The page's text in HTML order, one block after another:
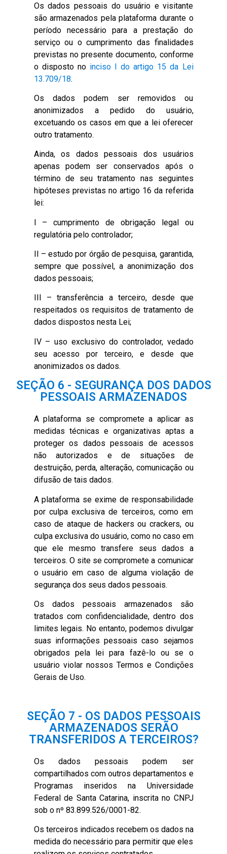
Os dados pessoais do usuário e visitante
são armazenados pela plataforma durante o
período necessário para a prestação do
serviço ou o cumprimento das finalidades
previstas no presente documento, conforme
o disposto no inciso I do artigo 15 da Lei
13.709/18.
Os dados podem ser removidos ou
anonimizados a pedido do usuário,
excetuando os casos em que a lei oferecer
outro tratamento.
Ainda, os dados pessoais dos usuários
apenas podem ser conservados após o
término de seu tratamento nas seguintes
hipóteses previstas no artigo 16 da referida
lei:
I – cumprimento de obrigação legal ou
regulatória pelo controlador;
II – estudo por órgão de pesquisa, garantida,
sempre que possível, a anonimização dos
dados pessoais;
III – transferência a terceiro, desde que
respeitados os requisitos de tratamento de
dados dispostos nesta Lei;
IV – uso exclusivo do controlador, vedado
seu acesso por terceiro, e desde que
anonimizados os dados.
SEÇÃO 6 - SEGURANÇA DOS DADOS
PESSOAIS ARMAZENADOS
A plataforma se compromete a aplicar as
medidas técnicas e organizativas aptas a
proteger os dados pessoais de acessos
não autorizados e de situações de
destruição, perda, alteração, comunicação ou
difusão de tais dados.
A plataforma se exime de responsabilidade
por culpa exclusiva de terceiros, como em
caso de ataque de hackers ou crackers, ou
culpa exclusiva do usuário, como no caso em
que ele mesmo transfere seus dados a
terceiros. O site se compromete a comunicar
o usuário em caso de alguma violação de
segurança dos seus dados pessoais.
Os dados pessoais armazenados são
tratados com confidencialidade, dentro dos
limites legais. No entanto, podemos divulgar
suas informações pessoais caso sejamos
obrigados pela lei para fazê-lo ou se o
usuário violar nossos Termos e Condições
Gerais de Uso.
SEÇÃO 7 - OS DADOS PESSOAIS
ARMAZENADOS SERÃO
TRANSFERIDOS A TERCEIROS?
Os dados pessoais podem ser
compartilhados com outros departamentos e
Programas inseridos na Universidade
Federal de Santa Catarina, inscrita no CNPJ
sob o nº 83.899.526/0001-82.
Os terceiros indicados recebem os dados na
medida do necessário para permitir que eles